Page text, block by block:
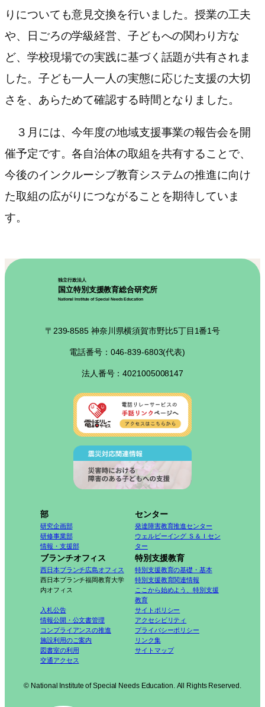
りについても意見交換を行いました。授業の工夫
や、日ごろの学級経営、子どもへの関わり方な
ど、学校現場での実践に基づく話題が共有されま
した。子ども一人一人の実態に応じた支援の大切
さを、あらためて確認する時間となりました。
３月には、今年度の地域支援事業の報告会を開
催予定です。各自治体の取組を共有することで、
今後のインクルーシブ教育システムの推進に向け
た取組の広がりにつながることを期待していま
す。
独立行政法人
国立特別支援教育総合研究所
National Institute of Special Needs Education
〒239-8585 神奈川県横須賀市野比5丁目1番1号
電話番号：046-839-6803(代表)
法人番号：4021005008147
部
研究企画部
研修事業部
情報・支援部
センター
発達障害教育推進センター
ウェルビーイング Ｓ＆Ｉセン
ター
ブランチオフィス
西日本ブランチ広島オフィス
西日本ブランチ福岡教育大学
内オフィス
特別支援教育
特別支援教育の基礎・基本
特別支援教育関連情報
ここから始めよう、特別支援
教育
入札公告
情報公開・公文書管理
コンプライアンスの推進
施設利用のご案内
図書室の利用
交通アクセス
サイトポリシー
アクセシビリティ
プライバシーポリシー
リンク集
サイトマップ
© National Institute of Special Needs Education. All Rights Reserved.